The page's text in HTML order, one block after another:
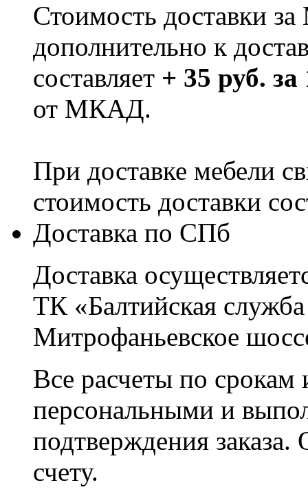
Стоимость доставки
дополнительно к
составляет + 35 руб.
от МКАД.
При доставке мебели
стоимость доставки
Доставка по СПб
Доставка
ТК «Балтийская
Митрофаньевское
Все расчеты по срокам
персональными и
подтверждения заказа.
счету.